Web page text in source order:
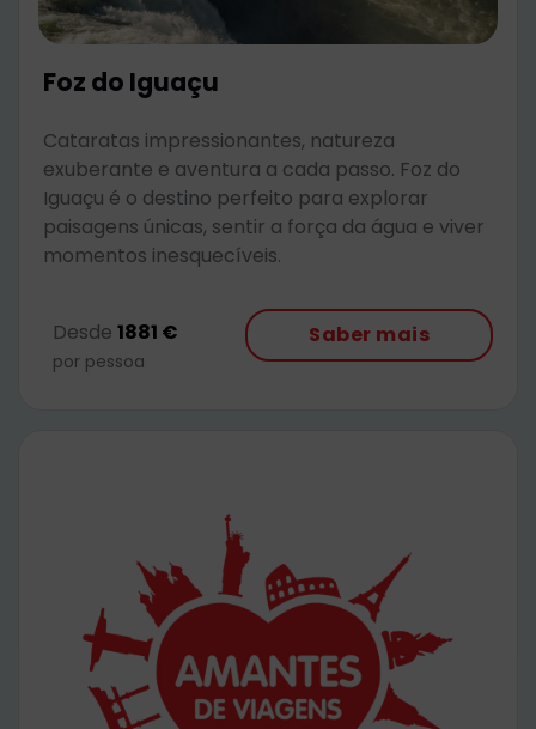
Foz do Iguaçu
Cataratas impressionantes, natureza
exuberante e aventura a cada passo. Foz do
Iguaçu é o destino perfeito para explorar
paisagens únicas, sentir a força da água e viver
momentos inesquecíveis.
Desde 1881 €
por pessoa
Saber mais